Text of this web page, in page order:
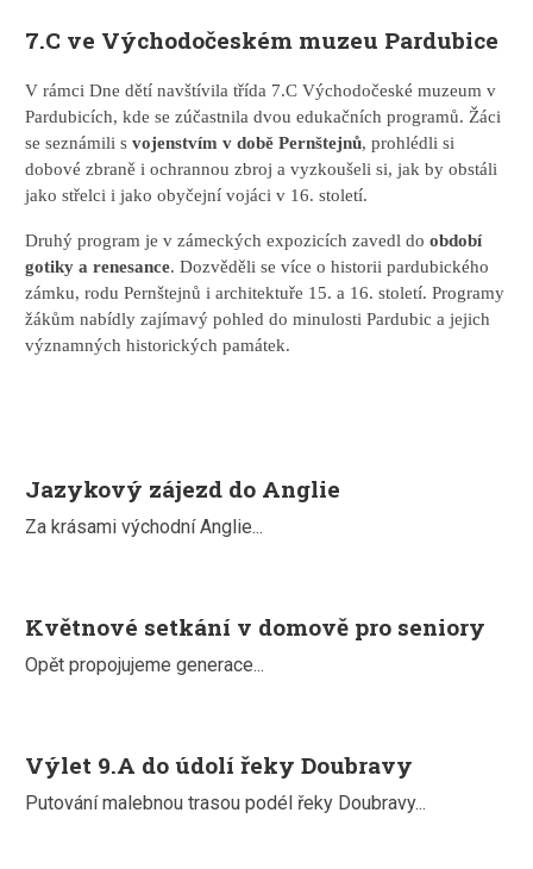
7.C ve Východočeském muzeu Pardubice
V rámci Dne dětí navštívila třída 7.C Východočeské muzeum v
Pardubicích, kde se zúčastnila dvou edukačních programů. Žáci
se seznámili svojenstvím v době Pernštejnů, prohlédli si
dobové zbraně i ochrannou zbroj a vyzkoušeli si, jak by obstáli
jako střelci i jako obyčejní vojáci v 16. století.
Druhý program je v zámeckých expozicích zavedl doobdobí
gotiky a renesance. Dozvěděli se více o historii pardubického
zámku, rodu Pernštejnů i architektuře 15. a 16. století. Programy
žákům nabídly zajímavý pohled do minulosti Pardubic a jejich
významných historických památek.
Jazykový zájezd do Anglie
Za krásami východní Anglie...
Květnové setkání v domově pro seniory
Opět propojujeme generace...
Výlet 9.A do údolí řeky Doubravy
Putování malebnou trasou podél řeky Doubravy...